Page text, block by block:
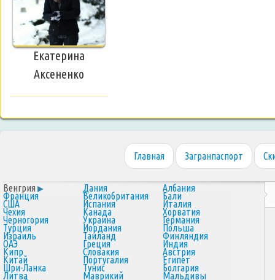
Екатерина
Аксененко
Главная Загранпаспорт
Венгрия Дания Албания
Франция Великобритания Бали
США Испания Италия
Чехия Канада Хорватия
Черногория Украина Германия
Турция Иордания Польша
Израиль Таиланд Финляндия
ОАЭ Греция Индия
Кипр Словакия Австрия
Китай Португалия Египет
Шри-Ланка Тунис Болгария
Литва Маврикий Мальдивы